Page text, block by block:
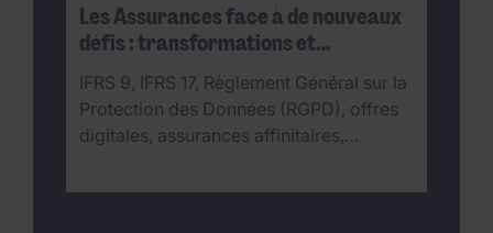
Les Assurances face à de nouveaux
défis : transformations et
concurrence
IFRS 9, IFRS 17, Règlement Général sur la
Protection des Données (RGPD), offres
digitales, assurances affinitaires,…